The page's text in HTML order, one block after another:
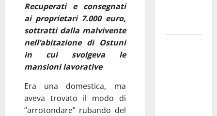
Recuperati e consegnati
ai proprietari 7.000 euro,
sottratti dalla malvivente
nell’abitazione di Ostuni
in cui svolgeva le
mansioni lavorative
Era una domestica, ma
aveva trovato il modo di
“arrotondare” rubando del